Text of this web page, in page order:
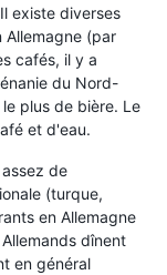
existe diverses
Allemagne (par
cafés, il y a
du Nord-
plus de bière. Le
et d'eau.
de
(turque,
en Allemagne
dînent
en général